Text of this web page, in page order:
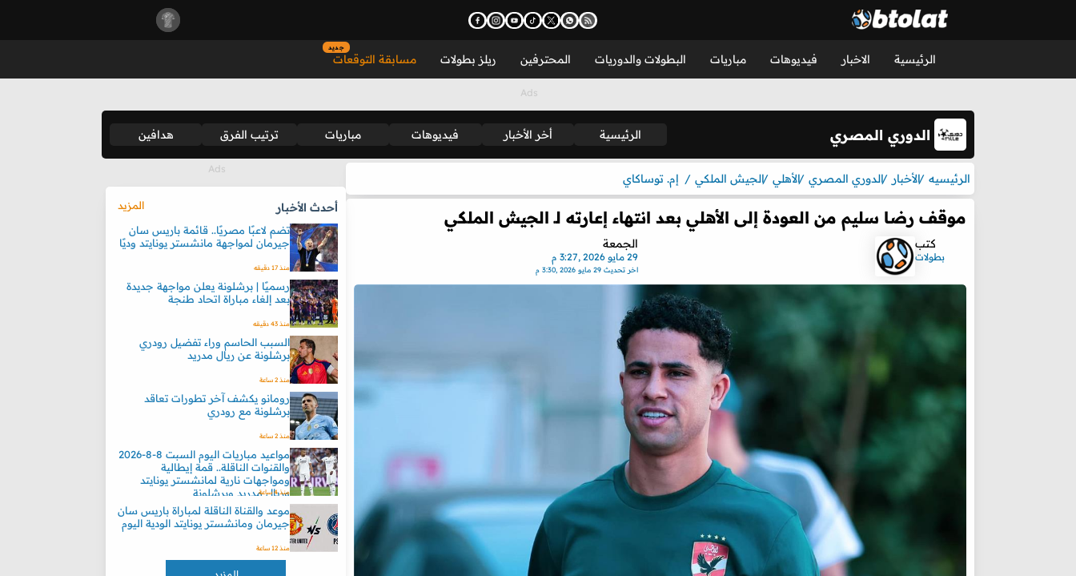
الرئيسية الاخبار فيديوهات مباريات البطولات والدوريات المحترفين ريلز بطولات مسابقة التوقعات
جديد
الدوري المصري الرئيسية أخر الأخبار فيديوهات مباريات ترتيب الفرق هدافين
الرئيسيه الأخبار الدوري المصري الأهلي الجيش الملكي إم. توساكاي
موقف رضا سليم من العودة إلى الأهلي بعد انتهاء إعارته لـ الجيش الملكي
كتب
بطولات
الجمعة
29 مايو 2026 ,3:27 م
اخر تحديث 29 مايو 2026 ,3:30 م
أحدث الأخبار
المزيد
تضم لاعبًا مصريًا.. قائمة باريس سان
جيرمان لمواجهة مانشستر يونايتد وديًا
منذ 17 دقيقه
رسميًا | برشلونة يعلن مواجهة جديدة
بعد إلغاء مباراة اتحاد طنجة
منذ 43 دقيقه
السبب الحاسم وراء تفضيل رودري
برشلونة عن ريال مدريد
منذ 2 ساعة
رومانو يكشف آخر تطورات تعاقد
برشلونة مع رودري
منذ 2 ساعة
مواعيد مباريات اليوم السبت 8-8-2026
والقنوات الناقلة.. قمة إيطالية
ومواجهات نارية لمانشستر يونايتد
وريال مدريد وبرشلونة
منذ 4 ساعة
موعد والقناة الناقلة لمباراة باريس سان
جيرمان ومانشستر يونايتد الودية اليوم
منذ 12 ساعة